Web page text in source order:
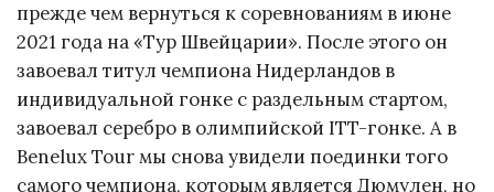
прежде чем вернуться к соревнованиям в июне
2021 года на «Тур Швейцарии». После этого он
завоевал титул чемпиона Нидерландов в
индивидуальной гонке с раздельным стартом,
завоевал серебро в олимпийской ITT-гонке. А в
Benelux Tour мы снова увидели поединки того
самого чемпиона, которым является Дюмулен, но